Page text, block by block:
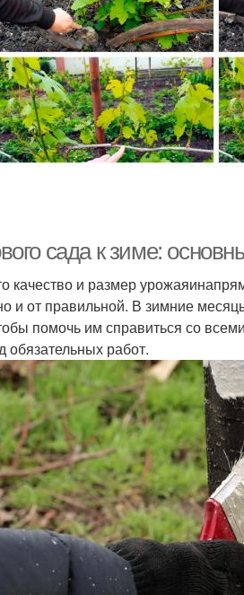
сада к зиме:
качество и размер
и от правильной. В зимние
помочь им справиться со
обязательных работ.